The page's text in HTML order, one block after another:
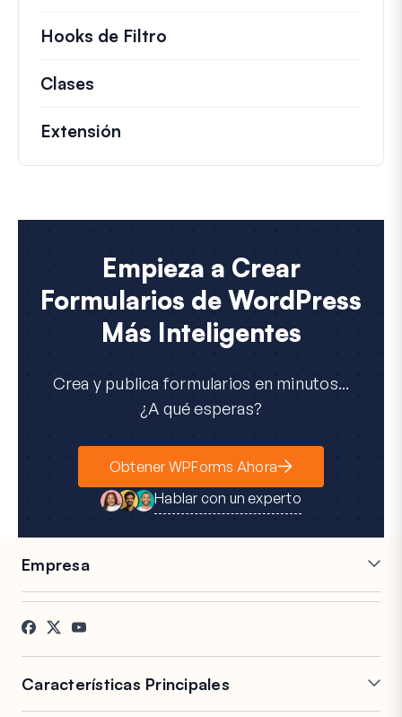
Hooks de Filtro
Clases
Extensión
Empieza a Crear
Formularios de WordPress
Más Inteligentes
Crea y publica formularios en minutos...
¿A qué esperas?
Obtener WPForms Ahora
Hablar con un experto
Empresa
Carreras
Testimonios
Afiliados
Características Principales